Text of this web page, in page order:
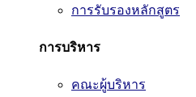
การรับรองหลักสูตร
การบริหาร
คณะผู้บริหาร